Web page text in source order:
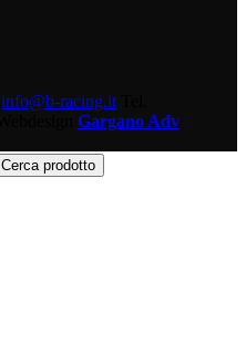
info@b-racing.it
Gargano Adv
Cerca prodotto